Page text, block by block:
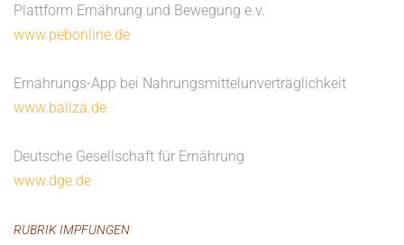
Plattform Ernährung und Bewegung e.v.
www.pebonline.de
Ernährungs-App bei Nahrungsmittelunverträglichkeit
www.baliza.de
Deutsche Gesellschaft für Ernährung
www.dge.de
RUBRIK IMPFUNGEN